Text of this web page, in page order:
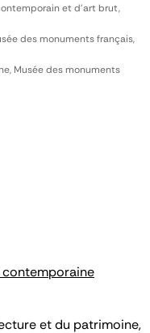
et du patrimoine,
et d'art brut,
des monuments français,
Musée des monuments